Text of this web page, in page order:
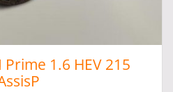
1.6 HEV 215